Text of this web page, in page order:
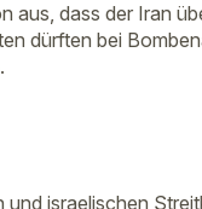
aus, dass der Iran
dürften bei
israelischen